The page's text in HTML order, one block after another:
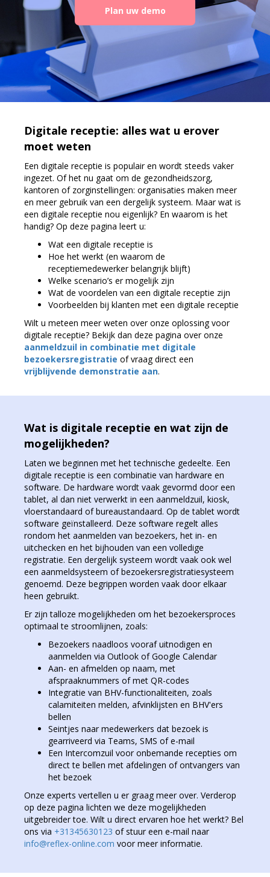
Plan uw demo
Digitale receptie: alles wat u erover
moet weten
Een digitale receptie is populair en wordt steeds vaker
ingezet. Of het nu gaat om de gezondheidszorg,
kantoren of zorginstellingen: organisaties maken meer
en meer gebruik van een dergelijk systeem. Maar wat is
een digitale receptie nou eigenlijk? En waarom is het
handig? Op deze pagina leert u:
Wat een digitale receptie is
Hoe het werkt (en waarom de
receptiemedewerker belangrijk blijft)
Welke scenario’s er mogelijk zijn
Wat de voordelen van een digitale receptie zijn
Voorbeelden bij klanten met een digitale receptie
Wilt u meteen meer weten over onze oplossing voor
digitale receptie? Bekijk dan deze pagina over onze
aanmeldzuil in combinatie met digitale
bezoekersregistratie of vraag direct een
vrijblijvende demonstratie aan.
Wat is digitale receptie en wat zijn de
mogelijkheden?
Laten we beginnen met het technische gedeelte. Een
digitale receptie is een combinatie van hardware en
software. De hardware wordt vaak gevormd door een
tablet, al dan niet verwerkt in een aanmeldzuil, kiosk,
vloerstandaard of bureaustandaard. Op de tablet wordt
software geïnstalleerd. Deze software regelt alles
rondom het aanmelden van bezoekers, het in- en
uitchecken en het bijhouden van een volledige
registratie. Een dergelijk systeem wordt vaak ook wel
een aanmeldsysteem of bezoekersregistratiesysteem
genoemd. Deze begrippen worden vaak door elkaar
heen gebruikt.
Er zijn talloze mogelijkheden om het bezoekersproces
optimaal te stroomlijnen, zoals:
Bezoekers naadloos vooraf uitnodigen en
aanmelden via Outlook of Google Calendar
Aan- en afmelden op naam, met
afspraaknummers of met QR-codes
Integratie van BHV-functionaliteiten, zoals
calamiteiten melden, afvinklijsten en BHV'ers
bellen
Seintjes naar medewerkers dat bezoek is
gearriveerd via Teams, SMS of e-mail
Een Intercomzuil voor onbemande recepties om
direct te bellen met afdelingen of ontvangers van
het bezoek
Onze experts vertellen u er graag meer over. Verderop
op deze pagina lichten we deze mogelijkheden
uitgebreider toe. Wilt u direct ervaren hoe het werkt? Bel
ons via +31345630123 of stuur een e-mail naar
info@reflex-online.com voor meer informatie.